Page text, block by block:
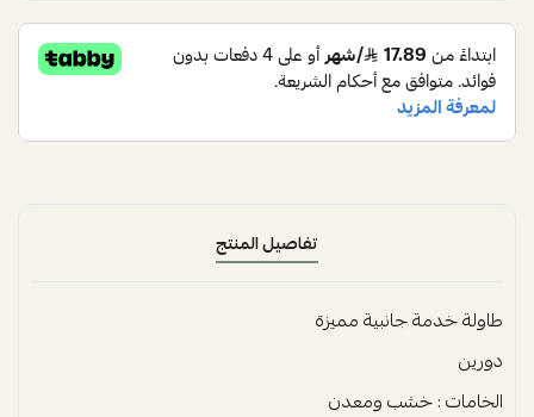
تفاصيل المنتج
طاولة خدمة جانبية مميزة
دورين
الخامات : خشب ومعدن